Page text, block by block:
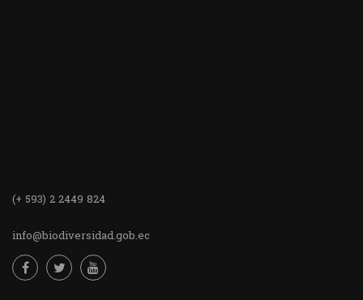
(+ 593) 2 2449 824
info@biodiversidad.gob.ec